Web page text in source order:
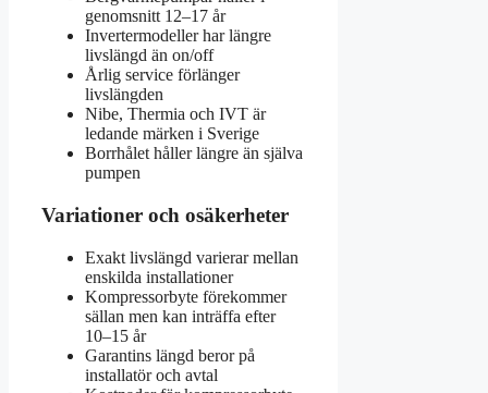
genomsnitt 12–17 år
Invertermodeller har längre
livslängd än on/off
Årlig service förlänger
livslängden
Nibe, Thermia och IVT är
ledande märken i Sverige
Borrhålet håller längre än själva
pumpen
Variationer och osäkerheter
Exakt livslängd varierar mellan
enskilda installationer
Kompressorbyte förekommer
sällan men kan inträffa efter
10–15 år
Garantins längd beror på
installatör och avtal